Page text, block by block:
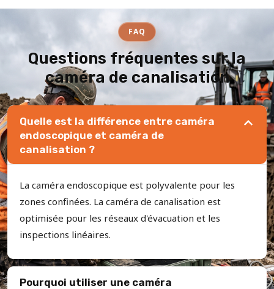
FAQ
Questions fréquentes sur la
caméra de canalisation
Quelle est la différence entre caméra
endoscopique et caméra de
canalisation ?
La caméra endoscopique est polyvalente pour les
zones confinées. La caméra de canalisation est
optimisée pour les réseaux d'évacuation et les
inspections linéaires.
Pourquoi utiliser une caméra